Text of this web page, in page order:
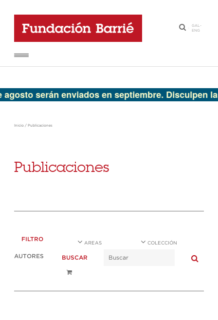
·
GAL-
ENG
serán enviados en septiembre. Disculpen las
Inicio / Publicaciones
Publicaciones
FILTRO
AREAS COLECCIÓN
AUTORES BUSCAR